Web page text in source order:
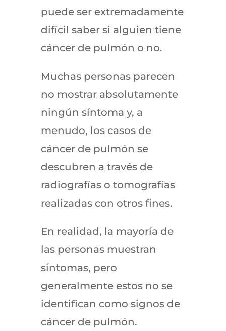
puede ser extremadamente
difícil saber si alguien tiene
cáncer de pulmón o no.
Muchas personas parecen
no mostrar absolutamente
ningún síntoma y, a
menudo, los casos de
cáncer de pulmón se
descubren a través de
radiografías o tomografías
realizadas con otros fines.
En realidad, la mayoría de
las personas muestran
síntomas, pero
generalmente estos no se
identifican como signos de
cáncer de pulmón.